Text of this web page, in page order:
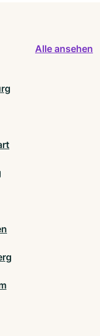
Alle ansehen